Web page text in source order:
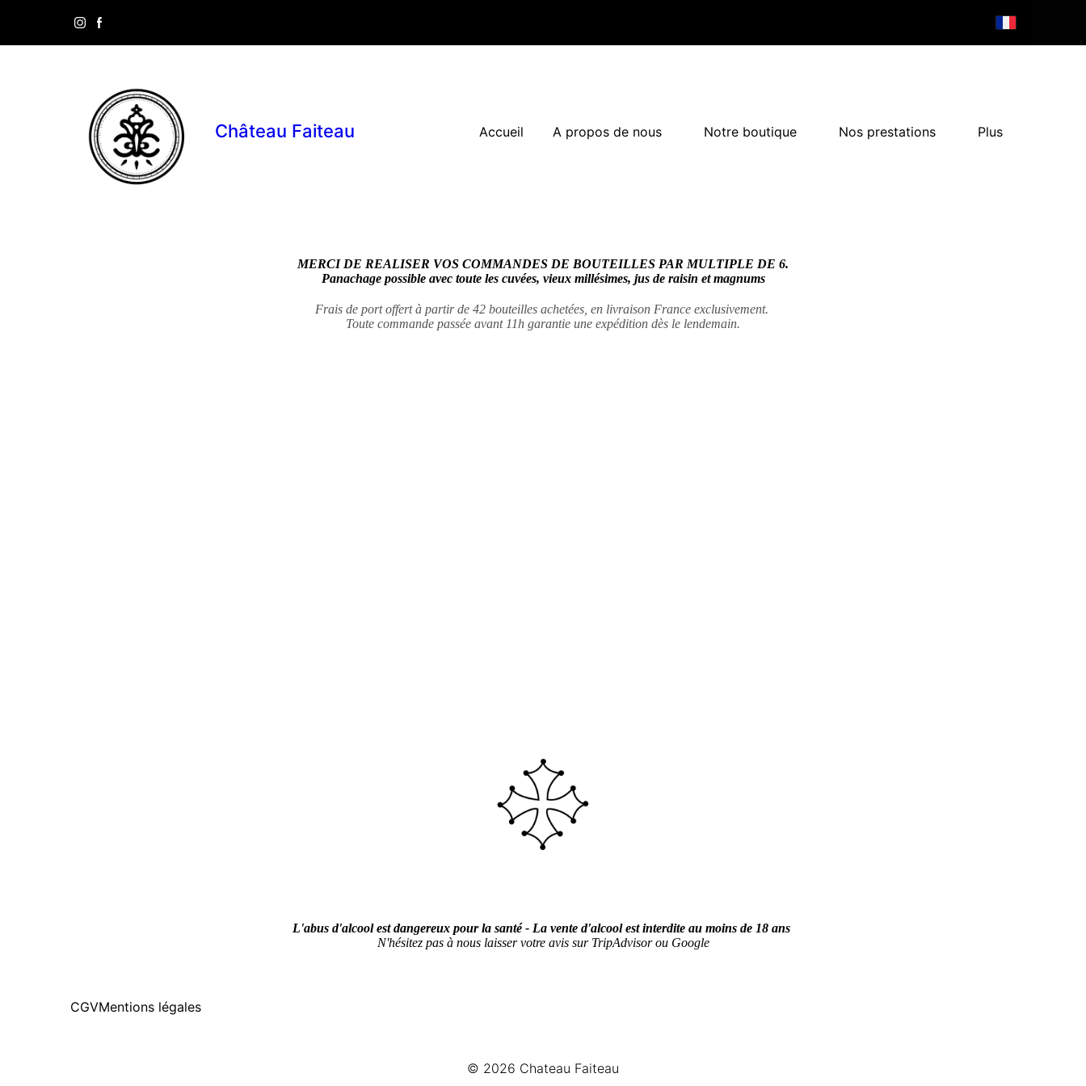
Château Faiteau Accueil A propos de nous Notre boutique Nos prestations Plus
MERCI DE REALISER VOS COMMANDES DE BOUTEILLES PAR MULTIPLE DE 6.
Panachage possible avec toute les cuvées, vieux millésimes, jus de raisin et magnums
Frais de port offert à partir de 42 bouteilles achetées, en livraison France exclusivement.
Toute commande passée avant 11h garantie une expédition dès le lendemain.
L'abus d'alcool est dangereux pour la santé - La vente d'alcool est interdite au moins de 18 ans
N'hésitez pas à nous laisser votre avis sur TripAdvisor ou Google
CGVMentions légales
© 2026 Chateau Faiteau